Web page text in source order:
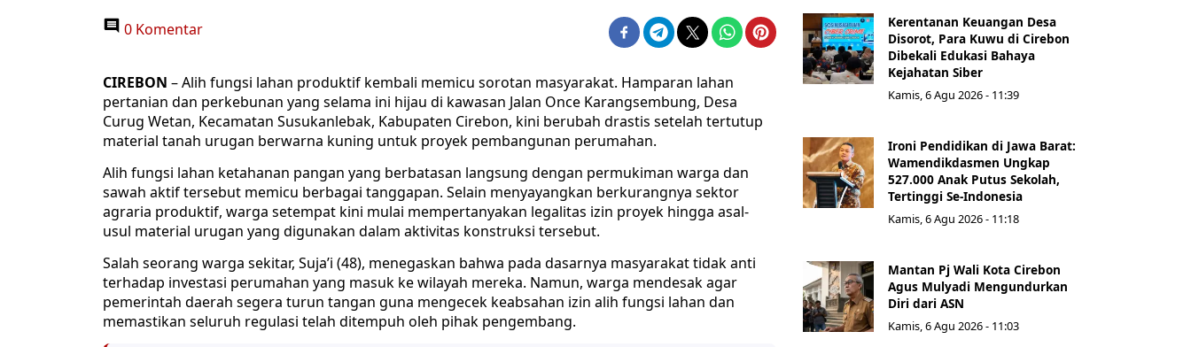
0 Komentar
CIREBON – Alih fungsi lahan produktif kembali memicu sorotan masyarakat. Hamparan lahan
pertanian dan perkebunan yang selama ini hijau di kawasan Jalan Once Karangsembung, Desa
Curug Wetan, Kecamatan Susukanlebak, Kabupaten Cirebon, kini berubah drastis setelah tertutup
material tanah urugan berwarna kuning untuk proyek pembangunan perumahan.
Alih fungsi lahan ketahanan pangan yang berbatasan langsung dengan permukiman warga dan
sawah aktif tersebut memicu berbagai tanggapan. Selain menyayangkan berkurangnya sektor
agraria produktif, warga setempat kini mulai mempertanyakan legalitas izin proyek hingga asal-
usul material urugan yang digunakan dalam aktivitas konstruksi tersebut.
Salah seorang warga sekitar, Suja’i (48), menegaskan bahwa pada dasarnya masyarakat tidak anti
terhadap investasi perumahan yang masuk ke wilayah mereka. Namun, warga mendesak agar
pemerintah daerah segera turun tangan guna mengecek keabsahan izin alih fungsi lahan dan
memastikan seluruh regulasi telah ditempuh oleh pihak pengembang.
Kerentanan Keuangan Desa
Disorot, Para Kuwu di Cirebon
Dibekali Edukasi Bahaya
Kejahatan Siber
Kamis, 6 Agu 2026 - 11:39
Ironi Pendidikan di Jawa Barat:
Wamendikdasmen Ungkap
527.000 Anak Putus Sekolah,
Tertinggi Se-Indonesia
Kamis, 6 Agu 2026 - 11:18
Mantan Pj Wali Kota Cirebon
Agus Mulyadi Mengundurkan
Diri dari ASN
Kamis, 6 Agu 2026 - 11:03